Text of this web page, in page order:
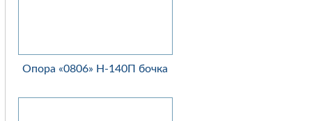
Опора «0806» Н-140П бочка